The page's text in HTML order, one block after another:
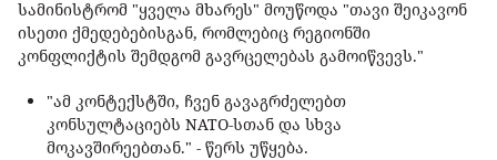
სამინისტრომ "ყველა მხარეს" მოუწოდა "თავი შეიკავონ
ისეთი ქმედებებისგან, რომლებიც რეგიონში
კონფლიქტის შემდგომ გავრცელებას გამოიწვევს."
"ამ კონტექსტში, ჩვენ გავაგრძელებთ
კონსულტაციებს NATO-სთან და სხვა
მოკავშირეებთან." - წერს უწყება.